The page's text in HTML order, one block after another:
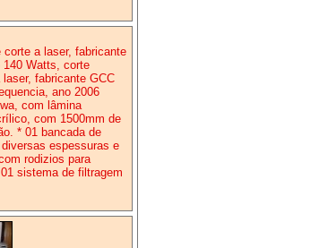
corte a laser, fabricante
140 Watts, corte
fabricante GCC
ano 2006
com lâmina
com 1500mm de
* 01 bancada de
espessuras e
rodizios para
sistema de filtragem